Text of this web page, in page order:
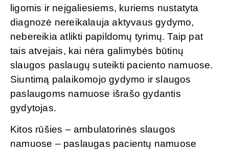
ligomis ir neįgaliesiems, kuriems nustatyta
diagnozė nereikalauja aktyvaus gydymo,
nebereikia atlikti papildomų tyrimų. Taip pat
tais atvejais, kai nėra galimybės būtinų
slaugos paslaugų suteikti paciento namuose.
Siuntimą palaikomojo gydymo ir slaugos
paslaugoms namuose išrašo gydantis
gydytojas.
Kitos rūšies – ambulatorinės slaugos
namuose – paslaugas pacientų namuose